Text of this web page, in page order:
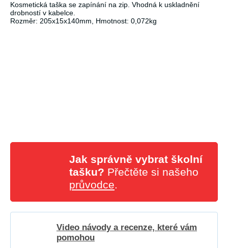
Kosmetická taška se zapínání na zip. Vhodná k uskladnění
drobností v kabelce.
Rozměr: 205x15x140mm, Hmotnost: 0,072kg
Jak správně vybrat školní
tašku? Přečtěte si našeho
průvodce.
Video návody a recenze, které vám
pomohou